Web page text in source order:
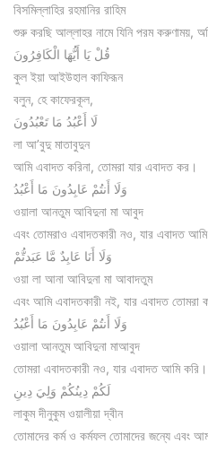
বিসমিল্লাহির রহমানির রাহিম
শুরু করছি আল্লাহর নামে যিনি পরম করুণাময়,
قُلْ يَا أَيُّهَا الْكَافِرُونَ
কুল ইয়া আইউহাল কাফিরূন
বলুন, হে কাফেরকূল,
لَا أَعْبُدُ مَا تَعْبُدُونَ
লা আ’বুদু মাতাবুদুন
আমি এবাদত করিনা, তোমরা যার এবাদত কর।
وَلَا أَنتُمْ عَابِدُونَ مَا أَعْبُدُ
ওয়ালা আনতুম আবিদুনা মা আবুদ
এবং তোমরাও এবাদতকারী নও, যার এবাদত
وَلَا أَنَا عَابِدٌ مَّا عَبَدتُّمْ
ওয়া লা আনা আবিদুনা মা আবাদতুম
এবং আমি এবাদতকারী নই, যার এবাদত তোমরা
وَلَا أَنتُمْ عَابِدُونَ مَا أَعْبُدُ
ওয়ালা আনতুম আবিদুনা মাআবুদ
তোমরা এবাদতকারী নও, যার এবাদত আমি করি।
لَكُمْ دِينُكُمْ وَلِيَ دِينِ
লাকুম দীনুকুম ওয়ালীয়া দ্বীন
তোমাদের কর্ম ও কর্মফল তোমাদের জন্যে এবং